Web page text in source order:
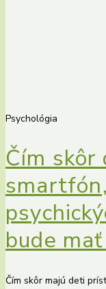
Psychológia
Čím skôr
bude
Čím skôr majú deti